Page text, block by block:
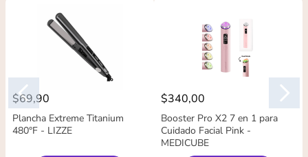
$69,90
Plancha Extreme Titanium
480°F - LIZZE
$340,00
Booster Pro X2 7 en 1 para
Cuidado Facial Pink -
MEDICUBE